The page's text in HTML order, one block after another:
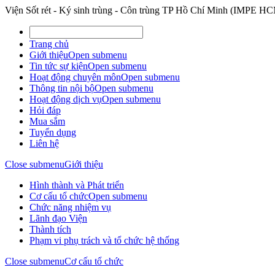
Viện Sốt rét - Ký sinh trùng - Côn trùng TP Hồ Chí Minh (IMPE
Trang chủ
Giới thiệuOpen submenu
Tin tức sự kiệnOpen submenu
Hoạt động chuyên mônOpen submenu
Thông tin nội bộOpen submenu
Hoạt động dịch vụOpen submenu
Hỏi đáp
Mua sắm
Tuyển dụng
Liên hệ
Close submenuGiới thiệu
Hình thành và Phát triển
Cơ cấu tổ chứcOpen submenu
Chức năng nhiệm vụ
Lãnh đạo Viện
Thành tích
Phạm vi phụ trách và tổ chức hệ thống
Close submenuCơ cấu tổ chức